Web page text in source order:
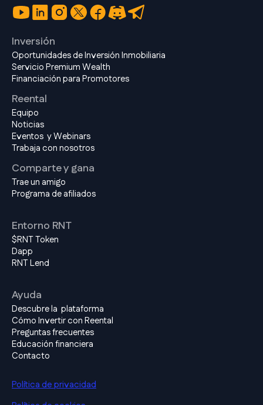
Inversión
Oportunidades de Inversión Inmobiliaria
Servicio Premium Wealth
Financiación para Promotores
Reental
Equipo
Noticias
Eventos y Webinars
Trabaja con nosotros
Comparte y gana
Trae un amigo
Programa de afiliados
Entorno RNT
$RNT Token
Dapp
RNT Lend
Ayuda
Descubre la plataforma
Cómo Invertir con Reental
Preguntas frecuentes
Educación financiera
Contacto
Política de privacidad